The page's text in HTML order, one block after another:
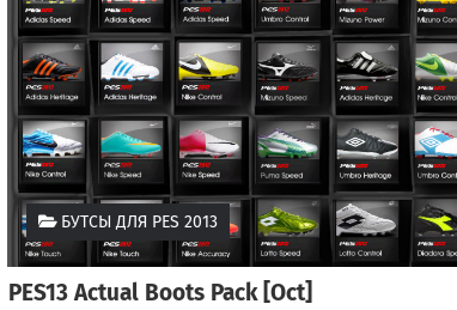
БУТСЫ ДЛЯ PES 2013
PES13 Actual Boots Pack [Oct]